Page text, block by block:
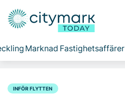
Marknad Fastighetsaffärer
INFÖR FLYTTEN